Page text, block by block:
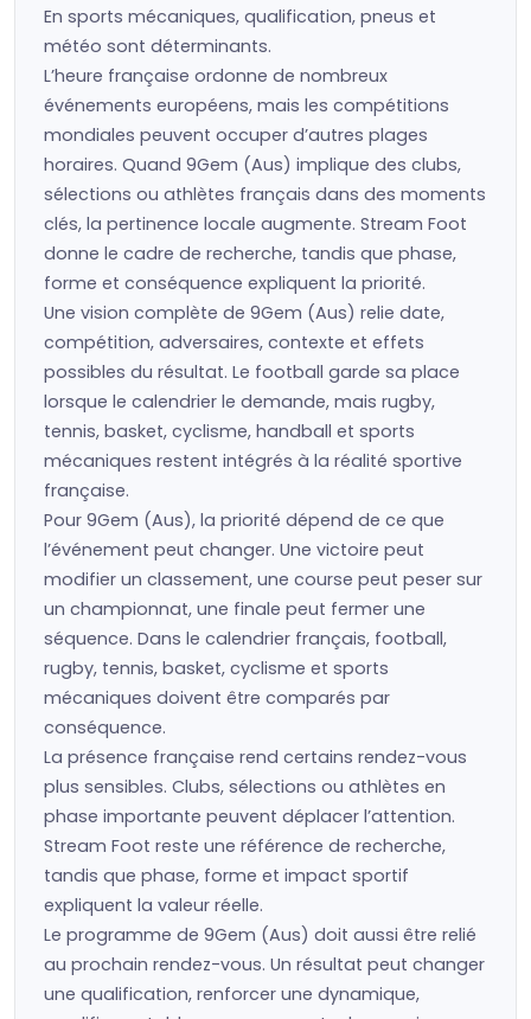
En sports mécaniques, qualification, pneus et
météo sont déterminants.
L’heure française ordonne de nombreux
événements européens, mais les compétitions
mondiales peuvent occuper d’autres plages
horaires. Quand 9Gem (Aus) implique des clubs,
sélections ou athlètes français dans des moments
clés, la pertinence locale augmente. Stream Foot
donne le cadre de recherche, tandis que phase,
forme et conséquence expliquent la priorité.
Une vision complète de 9Gem (Aus) relie date,
compétition, adversaires, contexte et effets
possibles du résultat. Le football garde sa place
lorsque le calendrier le demande, mais rugby,
tennis, basket, cyclisme, handball et sports
mécaniques restent intégrés à la réalité sportive
française.
Pour 9Gem (Aus), la priorité dépend de ce que
l’événement peut changer. Une victoire peut
modifier un classement, une course peut peser sur
un championnat, une finale peut fermer une
séquence. Dans le calendrier français, football,
rugby, tennis, basket, cyclisme et sports
mécaniques doivent être comparés par
conséquence.
La présence française rend certains rendez-vous
plus sensibles. Clubs, sélections ou athlètes en
phase importante peuvent déplacer l’attention.
Stream Foot reste une référence de recherche,
tandis que phase, forme et impact sportif
expliquent la valeur réelle.
Le programme de 9Gem (Aus) doit aussi être relié
au prochain rendez-vous. Un résultat peut changer
une qualification, renforcer une dynamique,